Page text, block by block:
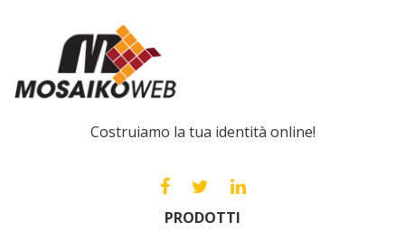
Costruiamo la tua identità online!
PRODOTTI